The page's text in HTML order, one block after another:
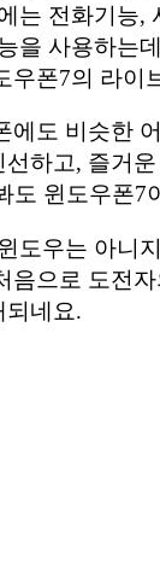
는 전화기능,
을 사용하는
우폰7의 라이
에도 비슷한
하고, 즐거
도 윈도우폰7
도우는 아니
음으로 도전
되네요.